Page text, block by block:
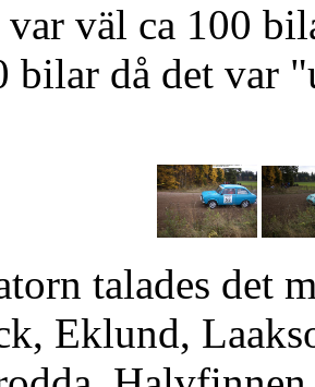
var väl ca 100
bilar då det var
talades det
Eklund,